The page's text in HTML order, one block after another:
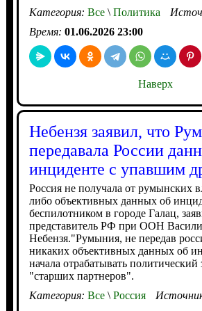
Категория: Все\Политика
Время: 01.06.2026 23:00
Наверх
Небензя заявил, что
передавала России
инциденте с упавшим
Россия не получала от румынских
либо объективных данных об
беспилотником в городе Галац,
представитель РФ при ООН
Небензя."Румыния, не передав
никаких объективных данных об
начала отрабатывать политический
"старших партнеров".
Категория: Все\Россия